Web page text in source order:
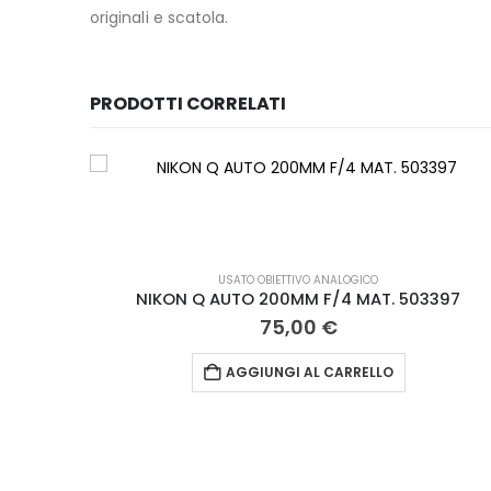
originali e scatola.
PRODOTTI CORRELATI
USATO OBIETTIVO ANALOGICO
NIKON Q AUTO 200MM F/4 MAT. 503397
75,00 €
AGGIUNGI AL CARRELLO